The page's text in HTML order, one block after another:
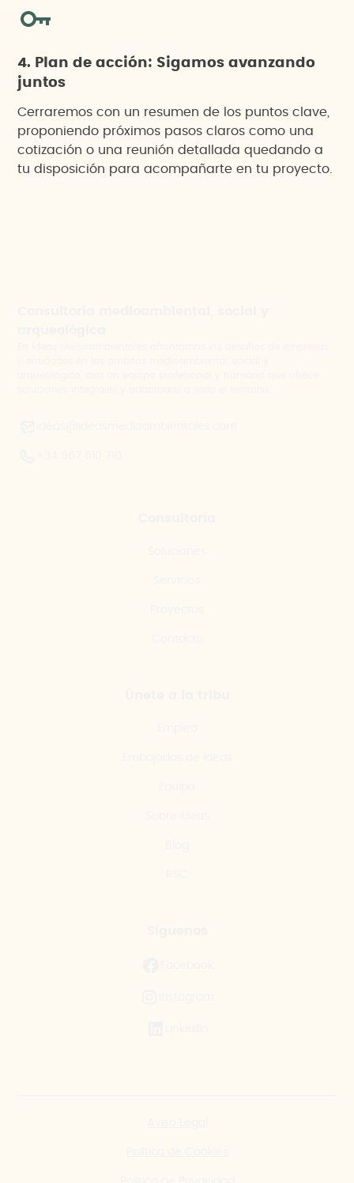
4. Plan de acción: Sigamos avanzando
juntos
Cerraremos con un resumen de los puntos clave,
proponiendo próximos pasos claros como una
cotización o una reunión detallada quedando a
tu disposición para acompañarte en tu proyecto.